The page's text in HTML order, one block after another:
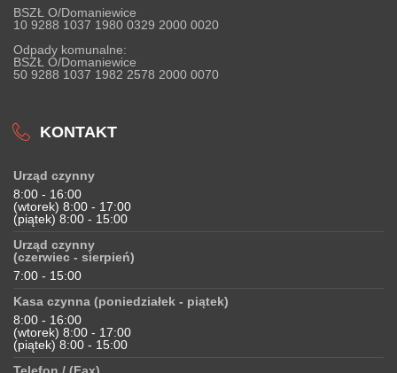
BSZŁ O/Domaniewice
10 9288 1037 1980 0329 2000 0020
Odpady komunalne:
BSZŁ O/Domaniewice
50 9288 1037 1982 2578 2000 0070
KONTAKT
Urząd czynny
8:00 - 16:00
(wtorek) 8:00 - 17:00
(piątek) 8:00 - 15:00
Urząd czynny
(czerwiec - sierpień)
7:00 - 15:00
Kasa czynna (poniedziałek - piątek)
8:00 - 16:00
(wtorek) 8:00 - 17:00
(piątek) 8:00 - 15:00